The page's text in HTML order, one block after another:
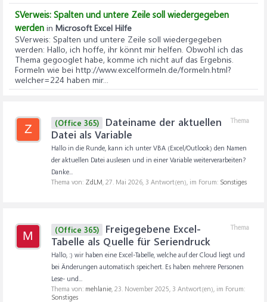
SVerweis: Spalten und untere Zeile soll wiedergegeben
werden in Microsoft Excel Hilfe
SVerweis: Spalten und untere Zeile soll wiedergegeben
werden: Hallo, ich hoffe, ihr könnt mir helfen. Obwohl ich das
Thema gegooglet habe, komme ich nicht auf das Ergebnis.
Formeln wie bei http://www.excelformeln.de/formeln.html?
welcher=224 haben mir...
Z
Thema
(Office 365)
Dateiname der aktuellen
Datei als Variable
Hallo in die Runde, kann ich unter VBA (Excel/Outlook) den Namen
der aktuellen Datei auslesen und in einer Variable weiterverarbeiten?
Danke...
Thema von: ZdLM, 27. Mai 2026, 3 Antwort(en), im Forum: Sonstiges
M
Thema
(Office 365)
Freigegebene Excel-
Tabelle als Quelle für Seriendruck
Hallo, :) wir haben eine Excel-Tabelle, welche auf der Cloud liegt und
bei Änderungen automatisch speichert. Es haben mehrere Personen
Lese- und...
Thema von: mehlanie, 23. November 2025, 3 Antwort(en), im Forum:
Sonstiges